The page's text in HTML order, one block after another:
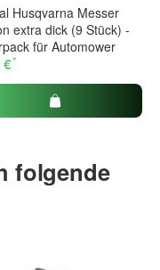
Husqvarna Messer
extra dick (9 Stück) -
für Automower
€*
folgende